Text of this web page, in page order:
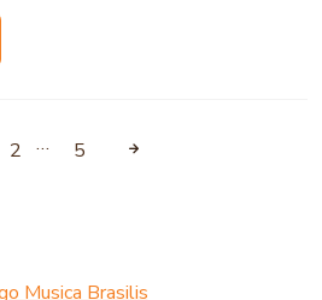
2 … 5